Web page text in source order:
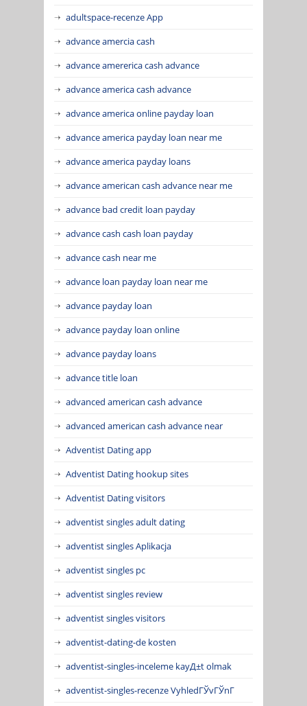
adultspace-recenze App
advance amercia cash
advance amererica cash advance
advance america cash advance
advance america online payday loan
advance america payday loan near me
advance america payday loans
advance american cash advance near me
advance bad credit loan payday
advance cash cash loan payday
advance cash near me
advance loan payday loan near me
advance payday loan
advance payday loan online
advance payday loans
advance title loan
advanced american cash advance
advanced american cash advance near
Adventist Dating app
Adventist Dating hookup sites
Adventist Dating visitors
adventist singles adult dating
adventist singles Aplikacja
adventist singles pc
adventist singles review
adventist singles visitors
adventist-dating-de kosten
adventist-singles-inceleme kayД±t olmak
adventist-singles-recenze VyhledГЎvГЎnГ­